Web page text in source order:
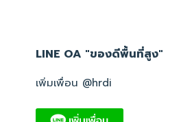
LINE OA "ของดีพื้นที่สูง"
เพิ่มเพื่อน @hrdi